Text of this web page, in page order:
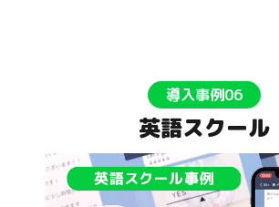
導入事例06
英語スクール